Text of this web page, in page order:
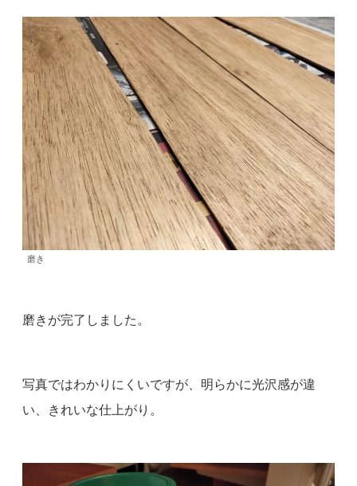
磨き
磨きが完了しました。
写真ではわかりにくいですが、明らかに光沢感が違
い、きれいな仕上がり。